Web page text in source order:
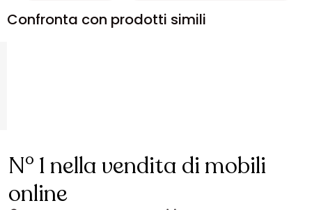
Confronta con prodotti simili
N° 1 nella vendita di mobili
online